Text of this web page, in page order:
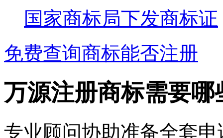
国家商标局下发商标证
免费查询商标能否注册
万源注册商标需要哪
专业顾问协助准备全套